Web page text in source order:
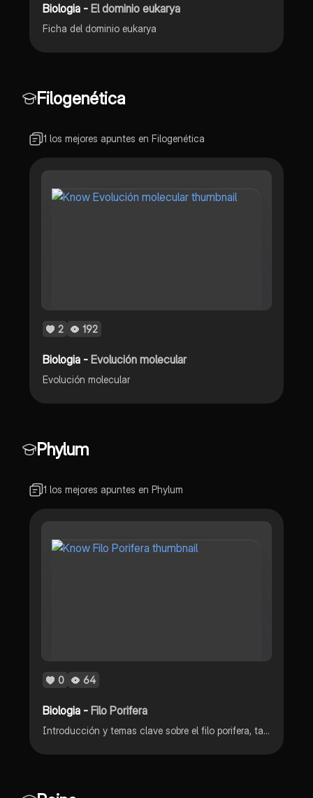
Biologia -El dominio eukarya
Ficha del dominio eukarya
Filogenética
1 los mejores apuntes en Filogenética
2 192
Biologia -Evolución molecular
Evolución molecular
Phylum
1 los mejores apuntes en Phylum
0 64
Biologia -Filo Porifera
Introducción y temas clave sobre el filo porifera, tales como su organización estructural, caracteristicas y esquemas.